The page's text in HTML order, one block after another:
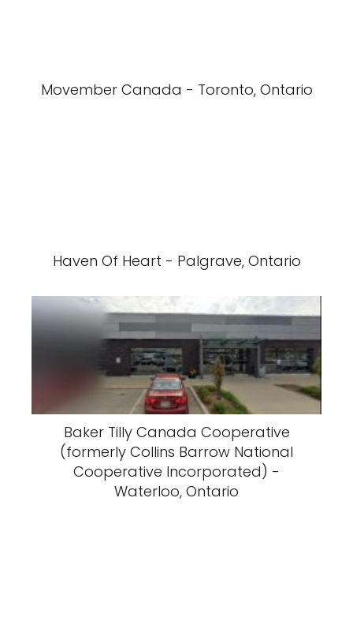
Movember Canada - Toronto, Ontario
Haven Of Heart - Palgrave, Ontario
Baker Tilly Canada Cooperative
(formerly Collins Barrow National
Cooperative Incorporated) -
Waterloo, Ontario